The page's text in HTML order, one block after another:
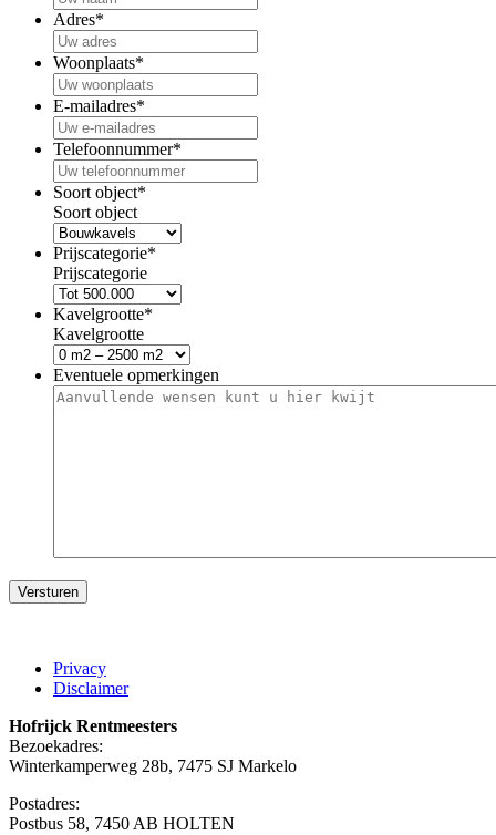
Adres*
Woonplaats*
E-mailadres*
Telefoonnummer*
Soort object*
Soort object
Prijscategorie*
Prijscategorie
Kavelgrootte*
Kavelgrootte
Eventuele opmerkingen
Privacy
Disclaimer
Hofrijck Rentmeesters
Bezoekadres:
Winterkamperweg 28b, 7475 SJ Markelo
Postadres:
Postbus 58, 7450 AB HOLTEN